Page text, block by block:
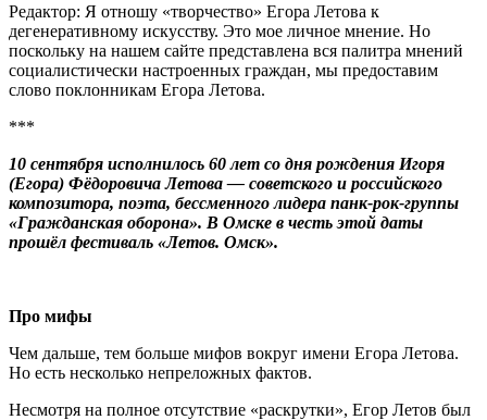
Редактор: Я отношу «творчество» Егора Летова к
дегенеративному искусству. Это мое личное мнение. Но
поскольку на нашем сайте представлена вся палитра мнений
социалистически настроенных граждан, мы предоставим
слово поклонникам Егора Летова.
***
10 сентября исполнилось 60 лет со дня рождения Игоря
(Егора) Фёдоровича Летова — советского и российского
композитора, поэта, бессменного лидера панк-рок-группы
«Гражданская оборона». В Омске в честь этой даты
прошёл фестиваль «Летов. Омск».
Про мифы
Чем дальше, тем больше мифов вокруг имени Егора Летова.
Но есть несколько непреложных фактов.
Несмотря на полное отсутствие «раскрутки», Егор Летов был